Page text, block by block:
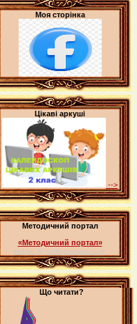
Моя сторінка
Цікаві аркуші
-->
Методичний портал
«Методичний портал»
widget @ surfing-waves.com
Що читати?